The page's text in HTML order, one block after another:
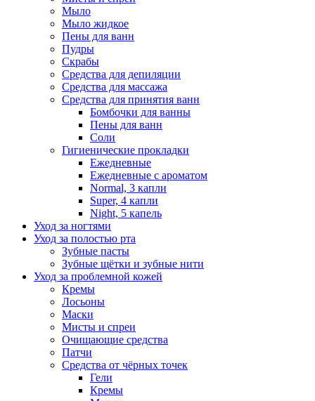
Мыло
Мыло жидкое
Пены для ванн
Пудры
Скрабы
Средства для депиляции
Средства для массажа
Средства для принятия ванн
Бомбочки для ванны
Пены для ванн
Соли
Гигиенические прокладки
Ежедневные
Ежедневные с ароматом
Normal, 3 капли
Super, 4 капли
Night, 5 капель
Уход за ногтями
Уход за полостью рта
Зубные пасты
Зубные щётки и зубные нити
Уход за проблемной кожей
Кремы
Лосьоны
Маски
Мисты и спреи
Очищающие средства
Патчи
Средства от чёрных точек
Гели
Кремы